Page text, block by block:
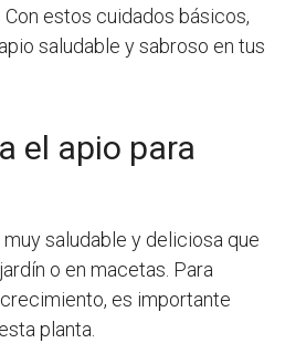
estos cuidados básicos,
saludable y sabroso en tus
el apio para
saludable y deliciosa que
o en macetas. Para
es importante
planta.